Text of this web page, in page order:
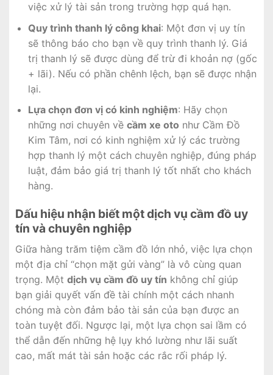
việc xử lý tài sản trong trường hợp quá hạn.
Quy trình thanh lý công khai: Một đơn vị uy tín
sẽ thông báo cho bạn về quy trình thanh lý. Giá
trị thanh lý sẽ được dùng để trừ đi khoản nợ (gốc
+ lãi). Nếu có phần chênh lệch, bạn sẽ được nhận
lại.
Lựa chọn đơn vị có kinh nghiệm: Hãy chọn
những nơi chuyên về cầm xe oto như Cầm Đồ
Kim Tâm, nơi có kinh nghiệm xử lý các trường
hợp thanh lý một cách chuyên nghiệp, đúng pháp
luật, đảm bảo giá trị thanh lý tốt nhất cho khách
hàng.
Dấu hiệu nhận biết một dịch vụ cầm đồ uy
tín và chuyên nghiệp
Giữa hàng trăm tiệm cầm đồ lớn nhỏ, việc lựa chọn
một địa chỉ “chọn mặt gửi vàng” là vô cùng quan
trọng. Một dịch vụ cầm đồ uy tín không chỉ giúp
bạn giải quyết vấn đề tài chính một cách nhanh
chóng mà còn đảm bảo tài sản của bạn được an
toàn tuyệt đối. Ngược lại, một lựa chọn sai lầm có
thể dẫn đến những hệ lụy khó lường như lãi suất
cao, mất mát tài sản hoặc các rắc rối pháp lý.